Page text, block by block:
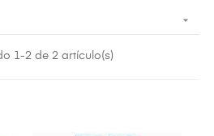

1-2 de 2 artículo(s)